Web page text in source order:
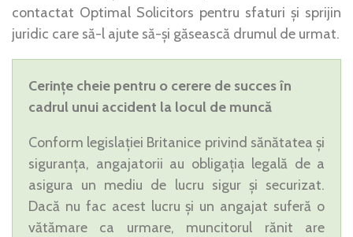
contactat Optimal Solicitors pentru sfaturi și sprijin
juridic care să-l ajute să-și găsească drumul de urmat.
Cerințe cheie pentru o cerere de succes în
cadrul unui accident la locul de muncă
Conform legislației Britanice privind sănătatea și
siguranța, angajatorii au obligația legală de a
asigura un mediu de lucru sigur și securizat.
Dacă nu fac acest lucru și un angajat suferă o
vătămare ca urmare, muncitorul rănit are